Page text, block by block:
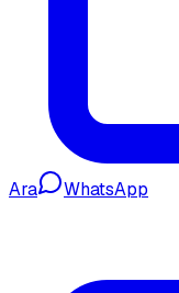
Ara WhatsApp